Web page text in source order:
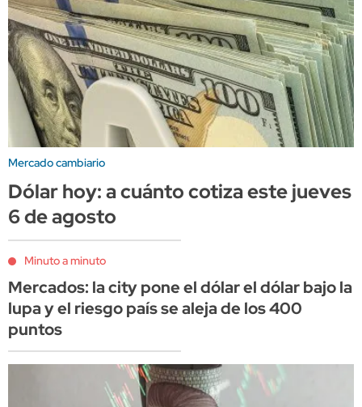
Mercado cambiario
Dólar hoy: a cuánto cotiza este jueves
6 de agosto
Minuto a minuto
Mercados: la city pone el dólar el dólar bajo la
lupa y el riesgo país se aleja de los 400
puntos